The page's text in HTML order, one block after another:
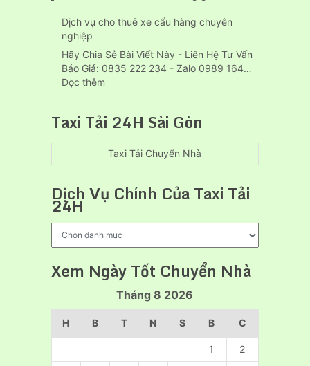
dương
nhà
gói
tại
uy
Dịch vụ cho thuê xe cẩu hàng chuyên
nghiệp
Hãy Chia Sẻ Bài Viết Này - Liên Hệ Tư Vấn
Báo Giá: 0835 222 234 - Zalo 0989 164…
Đọc thêm:
cho
xe
cẩu
chuyên
nghiệp
Taxi Tải 24H Sài Gòn
Taxi Tải Chuyển Nhà
Dịch Vụ Chính Của Taxi Tải
24H
Của
24H
Xem Ngày Tốt Chuyển Nhà
Tháng 8 2026
H B T N S B C
1 2